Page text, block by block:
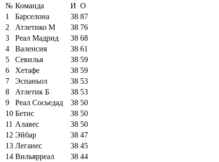
№ Команда И О
1
Барселона 38 87
2
Атлетико М 38 76
3
Реал Мадрид 38 68
4
Валенсия 38 61
5
Севилья 38 59
6
Хетафе 38 59
7
Эспаньол 38 53
8
Атлетик Б 38 53
9
Реал Сосьедад 38 50
10 Бетис 38 50
11 Алавес 38 50
12 Эйбар 38 47
13 Леганес 38 45
14 Вильярреал 38 44